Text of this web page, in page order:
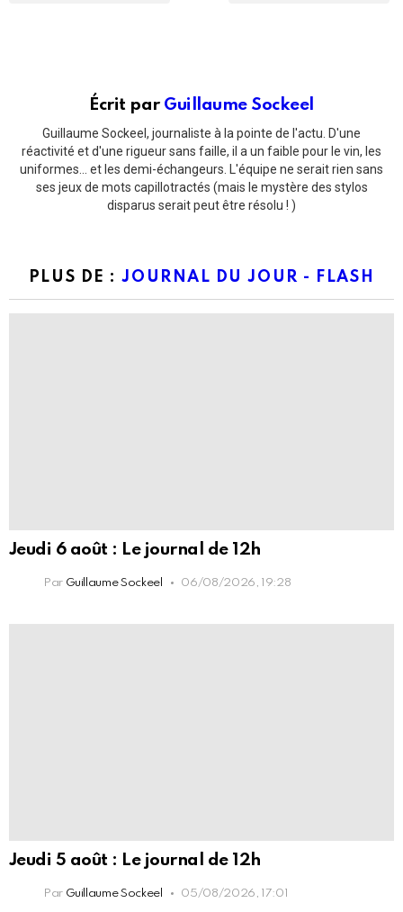
Écrit par Guillaume Sockeel
Guillaume Sockeel, journaliste à la pointe de l'actu. D'une
réactivité et d'une rigueur sans faille, il a un faible pour le vin, les
uniformes... et les demi-échangeurs. L'équipe ne serait rien sans
ses jeux de mots capillotractés (mais le mystère des stylos
disparus serait peut être résolu ! )
PLUS DE :JOURNAL DU JOUR - FLASH
Jeudi 6 août : Le journal de 12h
Par Guillaume Sockeel 06/08/2026, 19:28
Jeudi 5 août : Le journal de 12h
Par Guillaume Sockeel 05/08/2026, 17:01